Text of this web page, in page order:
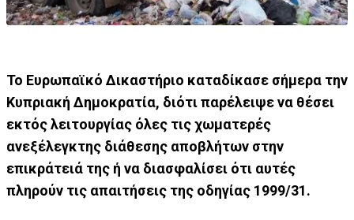
Το Ευρωπαϊκό Δικαστήριο καταδίκασε σήμερα την
Κυπριακή Δημοκρατία, διότι παρέλειψε να θέσει
εκτός λειτουργίας όλες τις χωματερές
ανεξέλεγκτης διάθεσης αποβλήτων στην
επικράτειά της ή να διασφαλίσει ότι αυτές
πληρούν τις απαιτήσεις της οδηγίας 1999/31.